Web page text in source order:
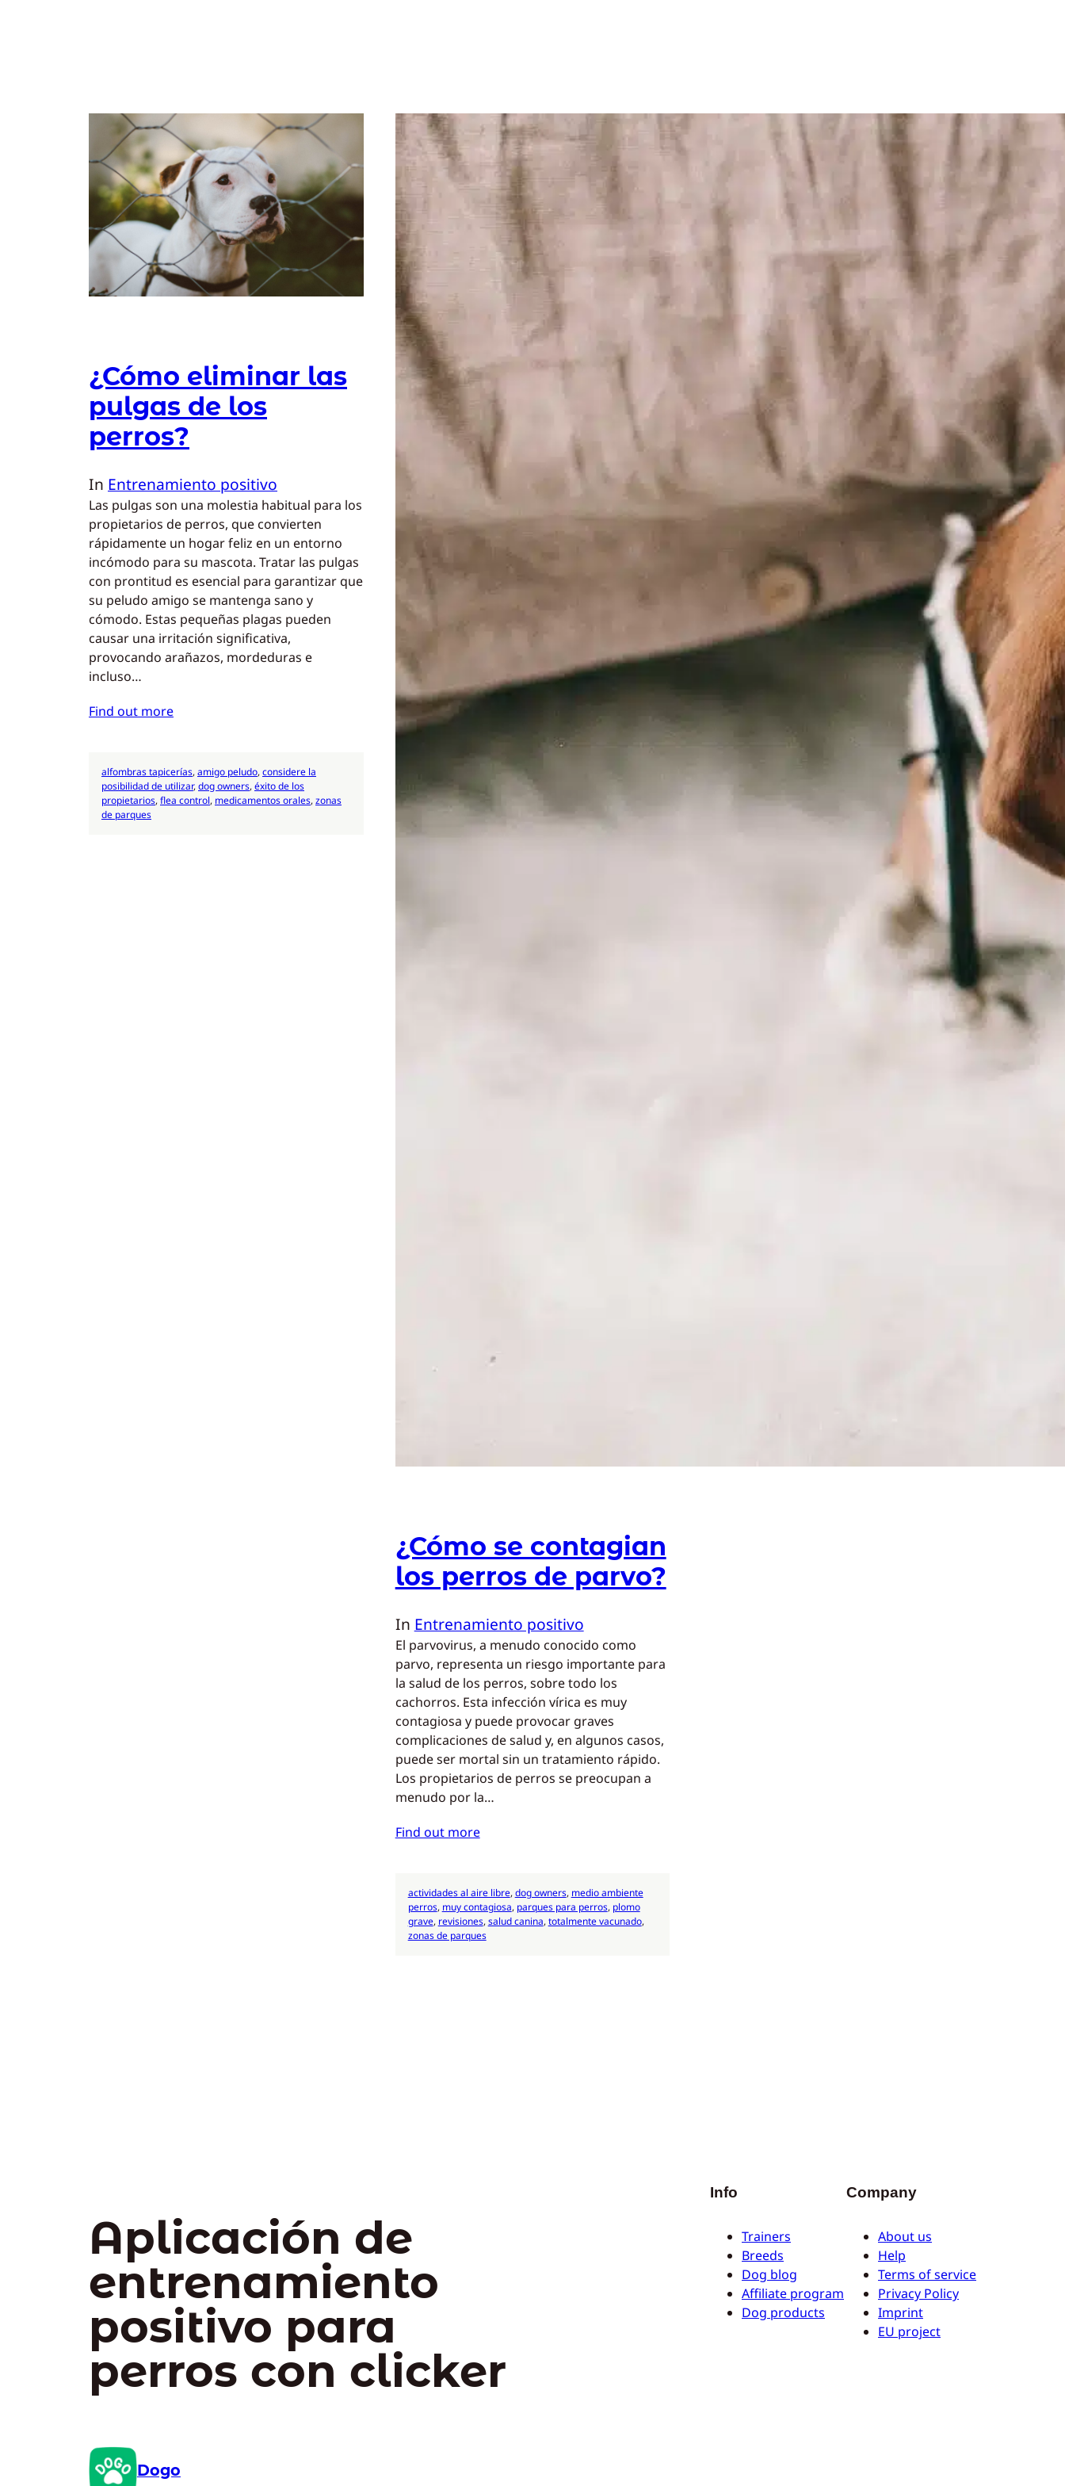
¿Cómo eliminar las
pulgas de los
perros?
In Entrenamiento positivo
Las pulgas son una molestia habitual para los
propietarios de perros, que convierten
rápidamente un hogar feliz en un entorno
incómodo para su mascota. Tratar las pulgas
con prontitud es esencial para garantizar que
su peludo amigo se mantenga sano y
cómodo. Estas pequeñas plagas pueden
causar una irritación significativa,
provocando arañazos, mordeduras e
incluso…
Find out more
alfombras tapicerías, amigo peludo, considere la
posibilidad de utilizar, dog owners, éxito de los
propietarios, flea control, medicamentos orales, zonas
de parques
¿Cómo se contagian
los perros de parvo?
In Entrenamiento positivo
El parvovirus, a menudo conocido como
parvo, representa un riesgo importante para
la salud de los perros, sobre todo los
cachorros. Esta infección vírica es muy
contagiosa y puede provocar graves
complicaciones de salud y, en algunos casos,
puede ser mortal sin un tratamiento rápido.
Los propietarios de perros se preocupan a
menudo por la…
Find out more
actividades al aire libre, dog owners, medio ambiente
perros, muy contagiosa, parques para perros, plomo
grave, revisiones, salud canina, totalmente vacunado
zonas de parques
Aplicación de
entrenamiento
positivo para
perros con clicker
Dogo
Info
Trainers
Breeds
Dog blog
Affiliate program
Dog products
Company
About us
Help
Terms of service
Privacy Policy
Imprint
EU project